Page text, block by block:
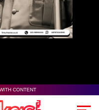
CONTENT